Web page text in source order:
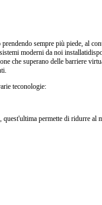
sempre più piede, al
moderni da noi
che superano delle barriere
teconologie:
permette di ridurre al